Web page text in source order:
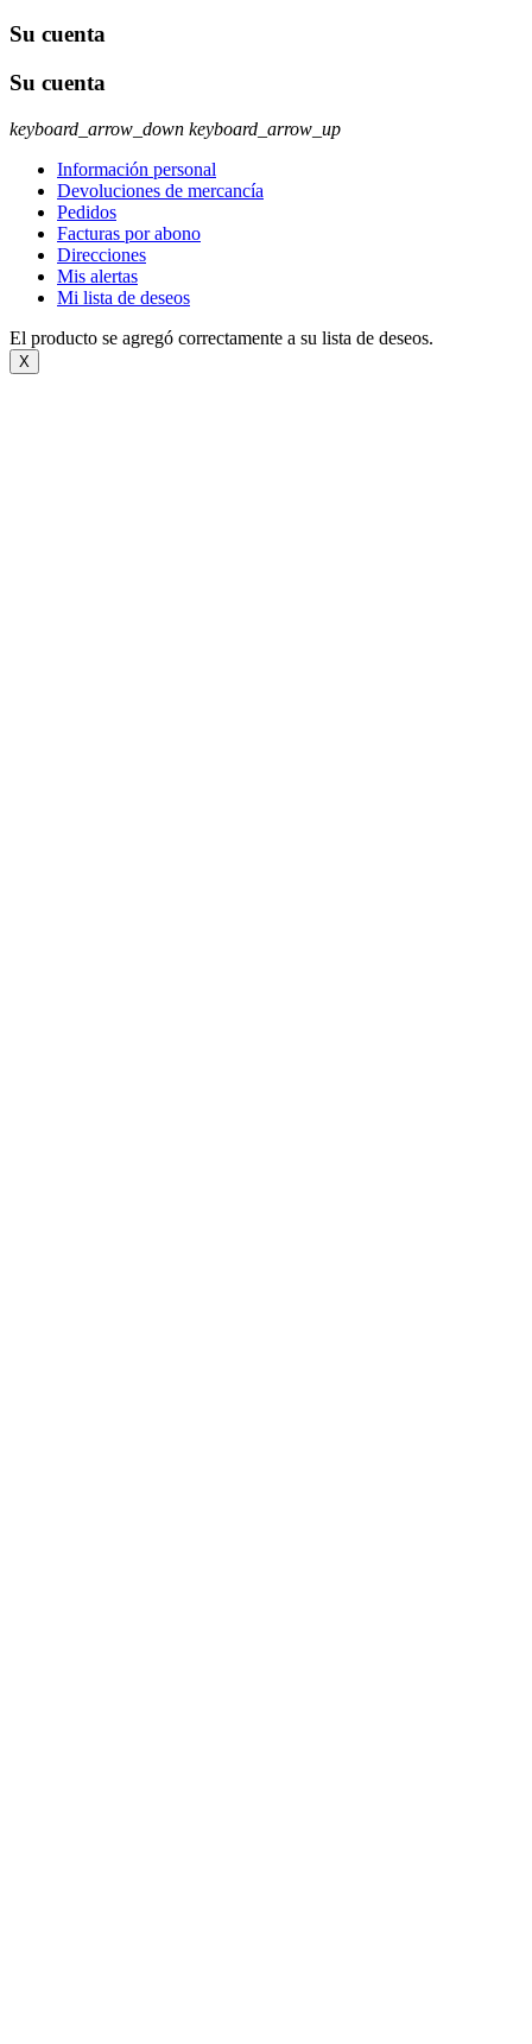
Su cuenta
Su cuenta
keyboard_arrow_down keyboard_arrow_up
Información personal
Devoluciones de mercancía
Pedidos
Facturas por abono
Direcciones
Mis alertas
Mi lista de deseos
El producto se agregó correctamente a su lista de deseos.
X